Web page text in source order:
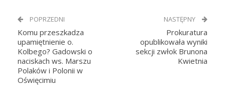
POPRZEDNI
Komu przeszkadza
upamiętnienie o.
Kolbego? Gadowski o
naciskach ws. Marszu
Polaków i Polonii w
Oświęcimiu
NASTĘPNY
Prokuratura
opublikowała wyniki
sekcji zwłok Brunona
Kwietnia